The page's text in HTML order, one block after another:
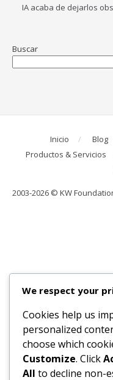
IA acaba de dejarlos
Buscar
Inicio Blog
Productos & Servicios
2003-2026 © KW
We respect your
Cookies help us
personalized
choose which
Customize. Click
All to decline non-